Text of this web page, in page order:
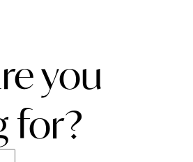
you
for?